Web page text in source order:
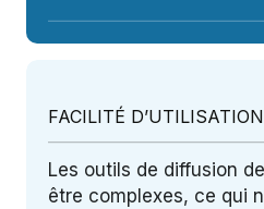
FACILITÉ D’UTILISATION
Les outils de diffusion
être complexes, ce qui